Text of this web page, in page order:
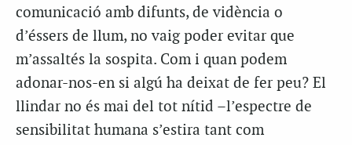
comunicació amb difunts, de vidència o
d’éssers de llum, no vaig poder evitar que
m’assaltés la sospita. Com i quan podem
adonar-nos-en si algú ha deixat de fer peu? El
llindar no és mai del tot nítid –l’espectre de
sensibilitat humana s’estira tant com